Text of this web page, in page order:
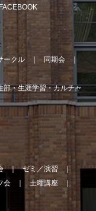
ークル
同期会
部・生涯学習・カルチャ
ゼミ／演習
会
土曜講座